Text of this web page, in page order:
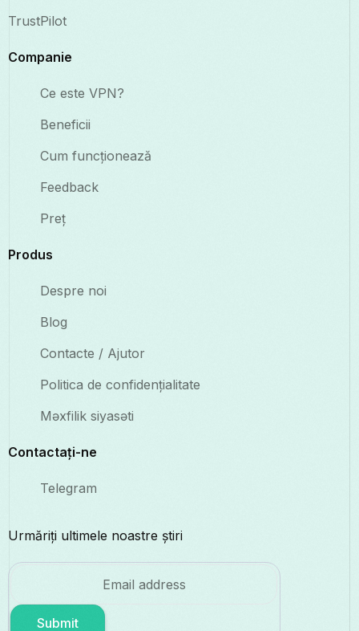
TrustPilot
Companie
Ce este VPN?
Beneficii
Cum funcționează
Feedback
Preț
Produs
Despre noi
Blog
Contacte / Ajutor
Politica de confidențialitate
Məxfilik siyasəti
Contactați-ne
Telegram
Urmăriți ultimele noastre știri
Submit